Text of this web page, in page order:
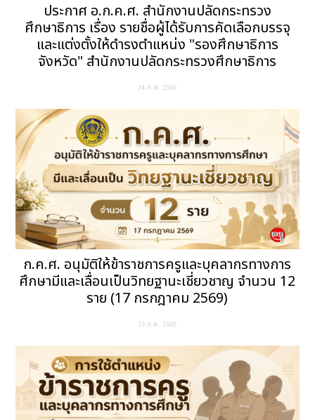
ประกาศ อ.ก.ค.ศ. สำนักงานปลัดกระทรวง
ศึกษาธิการ เรื่อง รายชื่อผู้ได้รับการคัดเลือกบรรจุ
และแต่งตั้งให้ดำรงตำแหน่ง "รองศึกษาธิการ
จังหวัด" สำนักงานปลัดกระทรวงศึกษาธิการ
24 ก.ค. 2569
ก.ค.ศ. อนุมัติให้ข้าราชการครูและบุคลากรทางการ
ศึกษามีและเลื่อนเป็นวิทยฐานะเชี่ยวชาญ จำนวน 12
ราย (17 กรกฎาคม 2569)
23 ก.ค. 2569